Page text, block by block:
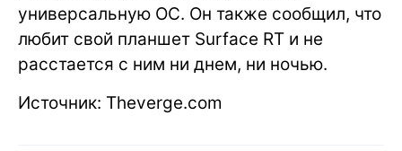
универсальную ОС. Он также сообщил, что
любит свой планшет Surface RT и не
расстается с ним ни днем, ни ночью.
Источник: Theverge.com